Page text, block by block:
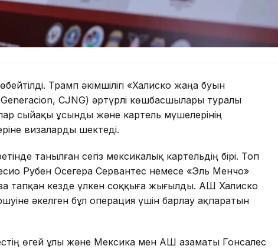
Трамп әкімшілігі «Халиско жаңа буын
Generacion, CJNG) әртүрлі көшбасшылары туралы
сыйақы ұсынды және картель мүшелерінің
визаларды шектеді.
танылған сегіз мексикалық картельдің бірі. Топ
Рубен Осегера Сервантес немесе «Эль Менчо»
тапқан кезде үлкен соққыға жығылды. АҚШ Халиско
әкелген бұл операция үшін барлау ақпаратын
өгей ұлы және Мексика мен АҚШ азаматы Гонсалес